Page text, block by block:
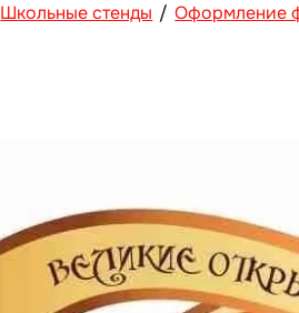
Школьные стенды / Оформление